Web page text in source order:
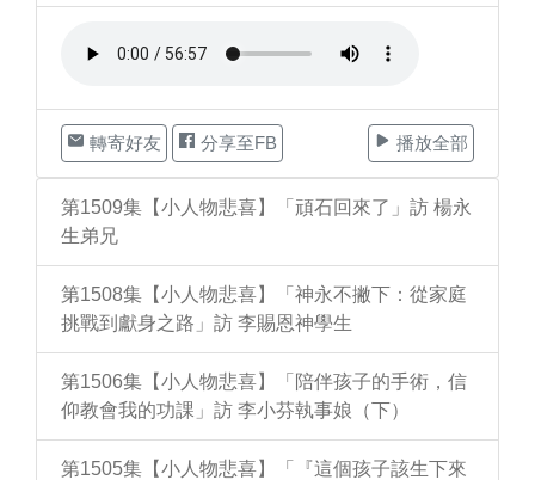
轉寄好友 分享至FB 播放全部
第1509集【小人物悲喜】「頑石回來了」訪 楊永
生弟兄
第1508集【小人物悲喜】「神永不撇下：從家庭
挑戰到獻身之路」訪 李賜恩神學生
第1506集【小人物悲喜】「陪伴孩子的手術，信
仰教會我的功課」訪 李小芬執事娘（下）
第1505集【小人物悲喜】「『這個孩子該生下來